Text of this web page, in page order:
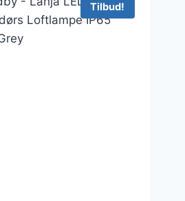
Tilbud!